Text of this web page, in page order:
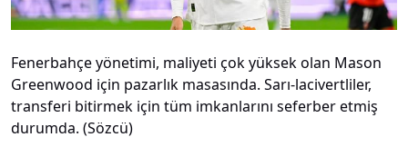
Fenerbahçe yönetimi, maliyeti çok yüksek olan Mason
Greenwood için pazarlık masasında. Sarı-lacivertliler,
transferi bitirmek için tüm imkanlarını seferber etmiş
durumda. (Sözcü)